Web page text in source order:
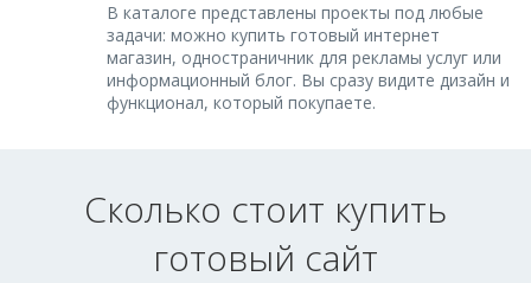
В каталоге представлены проекты под любые
задачи: можно купить готовый интернет
магазин, одностраничник для рекламы услуг или
информационный блог. Вы сразу видите дизайн и
функционал, который покупаете.
Сколько стоит купить
готовый сайт